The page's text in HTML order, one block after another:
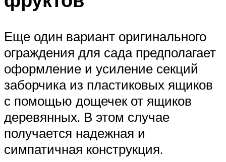
Еще один вариант оригинального
ограждения для сада предполагает
оформление и усиление секций
заборчика из пластиковых ящиков
с помощью дощечек от ящиков
деревянных. В этом случае
получается надежная и
симпатичная конструкция.